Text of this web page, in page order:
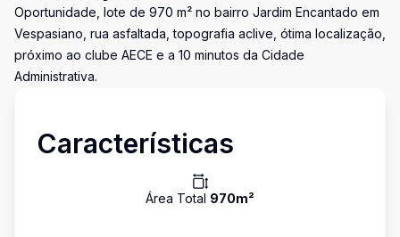
Oportunidade, lote de 970 m² no bairro Jardim Encantado em
Vespasiano, rua asfaltada, topografia aclive, ótima localização,
próximo ao clube AECE e a 10 minutos da Cidade
Administrativa.
Características
Área Total 970m²